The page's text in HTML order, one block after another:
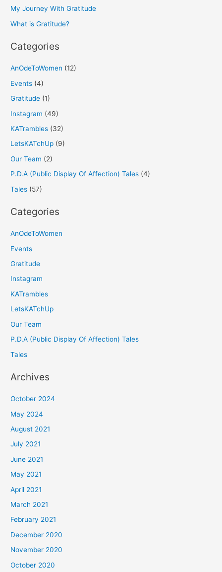
oMy Journey With Gratitude
What is Gratitude?
Categories
AnOdeToWomen (12)
Events (4)
Gratitude (1)
Instagram (49)
KATrambles (32)
LetsKATchUp (9)
Our Team (2)
P.D.A (Public Display Of Affection) Tales (4)
Tales (57)
Categories
AnOdeToWomen
Events
Gratitude
Instagram
KATrambles
LetsKATchUp
Our Team
P.D.A (Public Display Of Affection) Tales
Tales
Archives
October 2024
May 2024
August 2021
July 2021
June 2021
May 2021
April 2021
March 2021
February 2021
December 2020
November 2020
October 2020